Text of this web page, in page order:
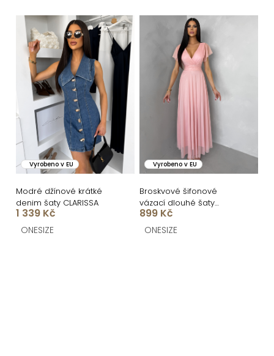
ů
Vyrobeno v EU
Modré džínové krátké
denim šaty CLARISSA
1 339 Kč
ONESIZE
Vyrobeno v EU
Broskvové šifonové
vázací dlouhé šaty
VIONELA
899 Kč
ONESIZE